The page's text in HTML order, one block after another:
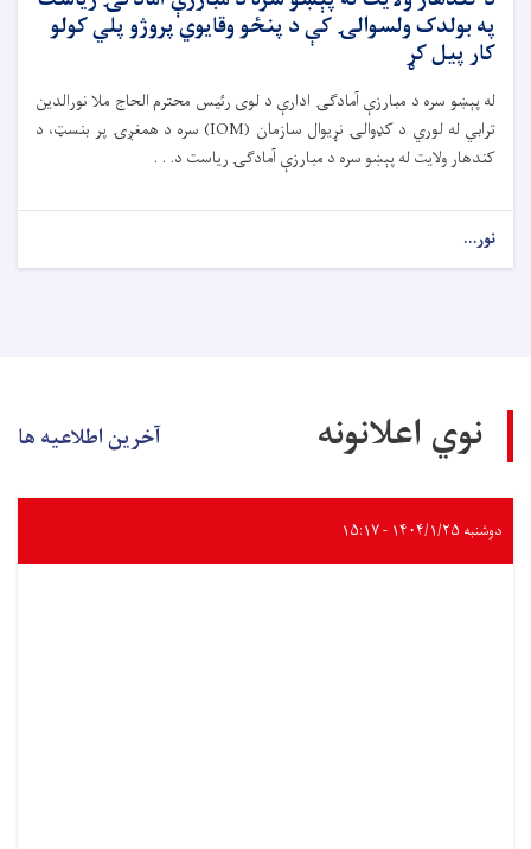
په بولدک ولسوالۍ کې د پنځو وقایوي پروژو پلي کولو
کار پیل کړ
له پېښو سره د مبارزې آمادګۍ ادارې د لوی رئیس محترم الحاج ملا نورالدین
ترابي له لوري د کډوالۍ نړیوال سازمان (IOM) سره د همغږۍ پر بنسټ، د
کندهار ولایت له پېښو سره د مبارزې آمادګۍ ریاست د. . .
نور...
نوي اعلانونه آخرین اطلاعیه ها
دوشنبه ۱۴۰۴/۱/۲۵ - ۱۵:۱۷